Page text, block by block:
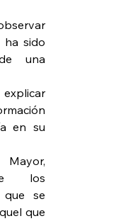
ha sido
una
en su
los
que se
que